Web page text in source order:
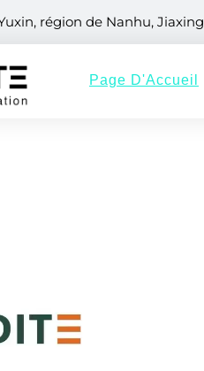
région de Nanhu,
Page D'Accueil